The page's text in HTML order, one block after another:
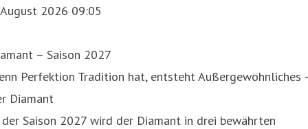
2026 09:05
– Saison 2027
Perfektion Tradition hat, entsteht Außergewöhnliches
Diamant
Saison 2027 wird der Diamant in drei bewährten